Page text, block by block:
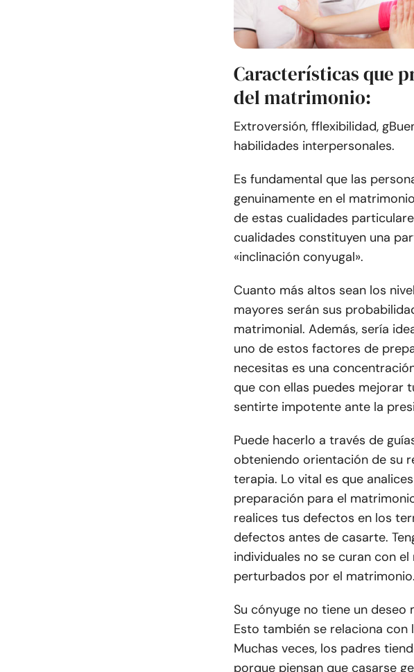
Características que
del matrimonio:
Extroversión, fflexibilidad, g
habilidades interpersonales.
Es fundamental que las
genuinamente en el
de estas cualidades
cualidades constituyen una
«inclinación conyugal».
Cuanto más altos sean los
mayores serán sus
matrimonial. Además, sería
uno de estos factores de
necesitas es una
que con ellas puedes mejorar
sentirte impotente ante la
Puede hacerlo a través de
obteniendo orientación de su
terapia. Lo vital es que
preparación para el
realices tus defectos en los
defectos antes de casarte.
individuales no se curan con
perturbados por el matrimonio.
Su cónyuge no tiene un
Esto también se relaciona con
Muchas veces, los padres
porque piensan que casarse